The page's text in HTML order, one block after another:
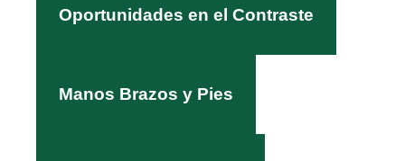
Oportunidades en el Contraste
Manos Brazos y Pies